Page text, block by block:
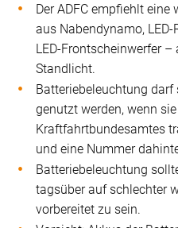
Der ADFC empfiehlt
aus Nabendynamo,
LED-Frontscheinwerfer
Standlicht.
Batteriebeleuchtung
genutzt werden, wenn
Kraftfahrtbundesamtes
und eine Nummer
Batteriebeleuchtung
tagsüber auf schlechter
vorbereitet zu sein.